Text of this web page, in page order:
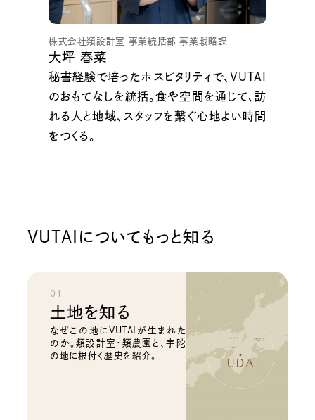
株式会社類設計室 事業統括部 事業戦略課
大坪 春菜
秘書経験で培ったホスピタリティで、VUTAI
のおもてなしを統括。食や空間を通じて、訪
れる人と地域、スタッフを繋ぐ心地よい時間
をつくる。
VUTAIについてもっと知る
01
土地を知る
なぜこの地にVUTAIが生まれた
のか。類設計室・類農園と、宇陀
の地に根付く歴史を紹介。